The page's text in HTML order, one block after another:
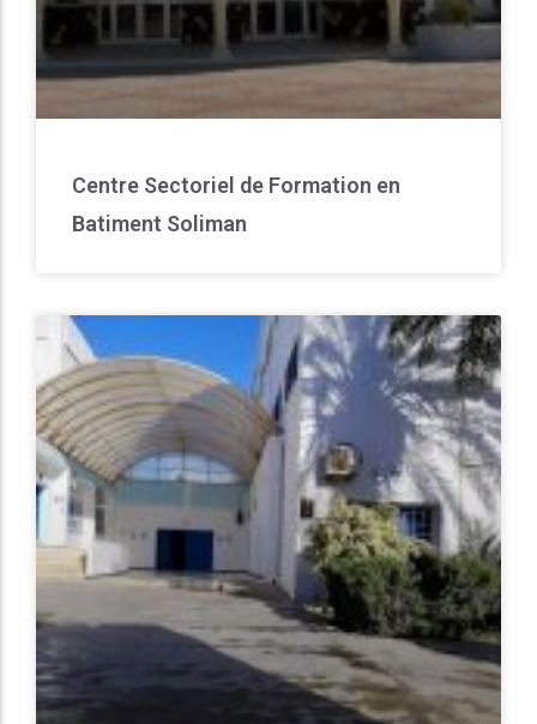
Centre Sectoriel de Formation en
Batiment Soliman